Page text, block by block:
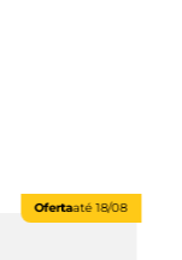
Ofertaaté18/08